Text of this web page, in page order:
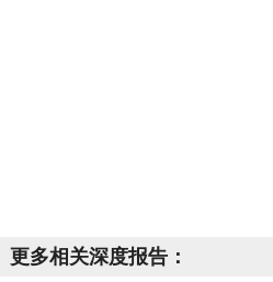
更多相关深度报告：